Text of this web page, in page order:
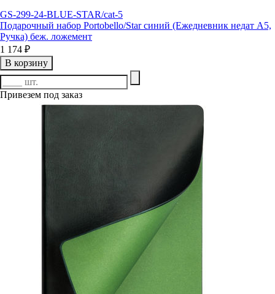
GS-299-24-BLUE-STAR/cat-5
Подарочный набор Portobello/Star синий (Ежедневник недат А5,
Ручка) беж. ложемент
1 174 ₽
В корзину
Привезем под заказ